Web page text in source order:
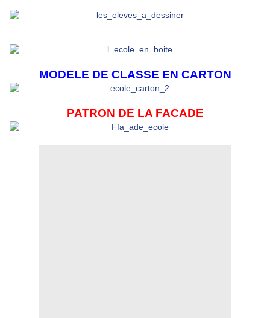
MODELE DE CLASSE EN CARTON
PATRON DE LA FACADE